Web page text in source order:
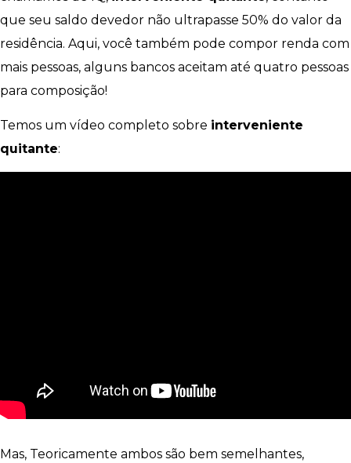
que seu saldo devedor não ultrapasse 50% do valor da
residência. Aqui, você também pode compor renda com
mais pessoas, alguns bancos aceitam até quatro pessoas
para composição!
Temos um vídeo completo sobre interveniente
quitante:
Mas, Teoricamente ambos são bem semelhantes,